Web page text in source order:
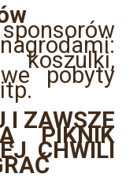
pobyty
I ZAWSZE
PIKNIK
CHWILI